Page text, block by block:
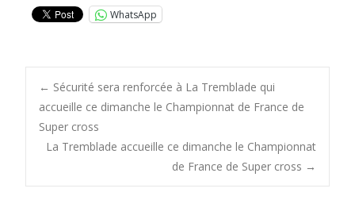
WhatsApp
Post
navigation
← Sécurité sera renforcée à La Tremblade qui
accueille ce dimanche le Championnat de France de
Super cross
La Tremblade accueille ce dimanche le Championnat
de France de Super cross →